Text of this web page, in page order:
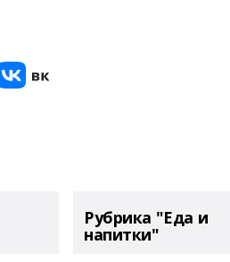
Рубрика "Еда и
напитки"